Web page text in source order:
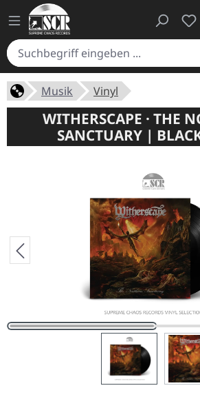
Du
Musik Vinyl
WITHERSCAPE · THE
SANCTUARY |